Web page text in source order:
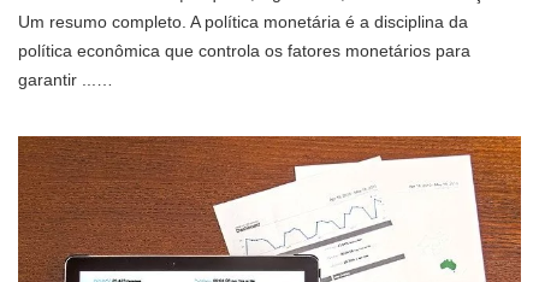
Um resumo completo. A política monetária é a disciplina da
política econômica que controla os fatores monetários para
garantir ...…